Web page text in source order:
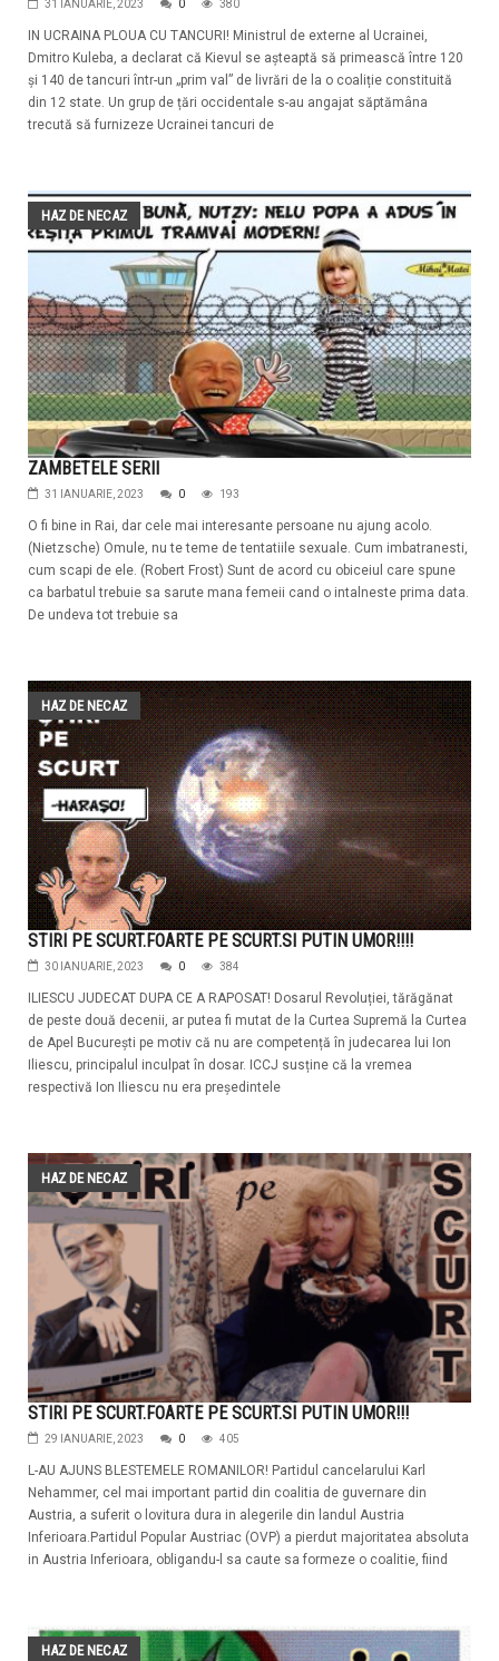
31 IANUARIE, 2023 0 380
IN UCRAINA PLOUA CU TANCURI! Ministrul de externe al Ucrainei,
Dmitro Kuleba, a declarat că Kievul se așteaptă să primească între 120
și 140 de tancuri într-un „prim val” de livrări de la o coaliție constituită
din 12 state. Un grup de țări occidentale s-au angajat săptămâna
trecută să furnizeze Ucrainei tancuri de
HAZ DE NECAZ
ZAMBETELE SERII
31 IANUARIE, 2023 0 193
O fi bine in Rai, dar cele mai interesante persoane nu ajung acolo.
(Nietzsche) Omule, nu te teme de tentatiile sexuale. Cum imbatranesti,
cum scapi de ele. (Robert Frost) Sunt de acord cu obiceiul care spune
ca barbatul trebuie sa sarute mana femeii cand o intalneste prima data.
De undeva tot trebuie sa
HAZ DE NECAZ
STIRI PE SCURT.FOARTE PE SCURT.SI PUTIN UMOR!!!!
30 IANUARIE, 2023 0 384
ILIESCU JUDECAT DUPA CE A RAPOSAT! Dosarul Revoluției, tărăgănat
de peste două decenii, ar putea fi mutat de la Curtea Supremă la Curtea
de Apel București pe motiv că nu are competență în judecarea lui Ion
Iliescu, principalul inculpat în dosar. ICCJ susține că la vremea
respectivă Ion Iliescu nu era președintele
HAZ DE NECAZ
STIRI PE SCURT.FOARTE PE SCURT.SI PUTIN UMOR!!!
29 IANUARIE, 2023 0 405
L-AU AJUNS BLESTEMELE ROMANILOR! Partidul cancelarului Karl
Nehammer, cel mai important partid din coalitia de guvernare din
Austria, a suferit o lovitura dura in alegerile din landul Austria
Inferioara.Partidul Popular Austriac (OVP) a pierdut majoritatea absoluta
in Austria Inferioara, obligandu-l sa caute sa formeze o coalitie, fiind
HAZ DE NECAZ